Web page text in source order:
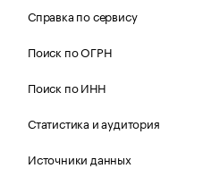
Справка по сервису
Поиск по ОГРН
Поиск по ИНН
Статистика и аудитория
Источники данных